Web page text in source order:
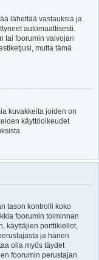
lähettää vastauksia ja
automaattisesti.
tai foorumin valvojan
mutta tämä
kuvakkeita joiden on
käyttöoikeudet
tason kontrolli koko
foorumin toiminnan
käyttäjien porttikiellot,
ja hänen
olla myös täydet
foorumin perustajan